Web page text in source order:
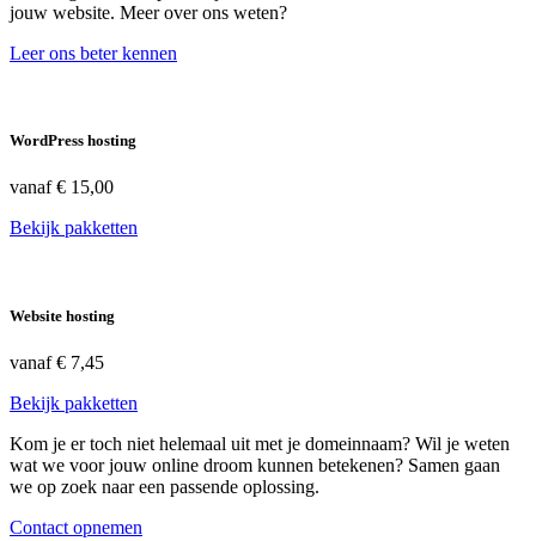
jouw website. Meer over ons weten?
Leer ons beter kennen
WordPress hosting
vanaf€ 15,00
Bekijk pakketten
Website hosting
vanaf€ 7,45
Bekijk pakketten
Kom je er toch niet helemaal uit met je domeinnaam? Wil je weten
wat we voor jouw online droom kunnen betekenen? Samen gaan
we op zoek naar een passende oplossing.
Contact opnemen